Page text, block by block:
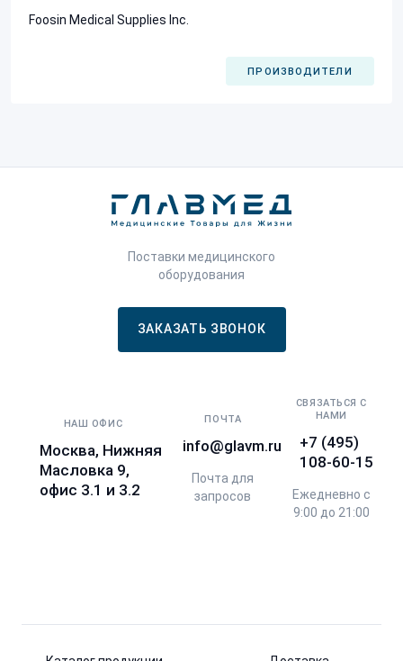
Foosin Medical Supplies Inc.
ПРОИЗВОДИТЕЛИ
Поставки медицинского
оборудования
ЗАКАЗАТЬ ЗВОНОК
НАШ ОФИС
Москва, Нижняя
Масловка 9,
офис 3.1 и 3.2
ПОЧТА
info@glavm.ru
Почта для
запросов
СВЯЗАТЬСЯ С
НАМИ
+7 (495)
108-60-15
Ежедневно с
9:00 до 21:00